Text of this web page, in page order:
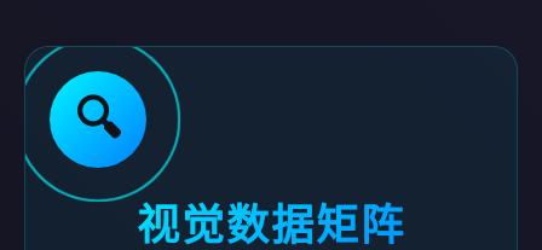
🔍
视觉数据矩阵